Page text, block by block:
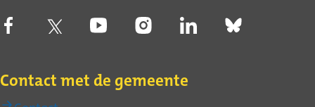
Contact met de gemeente